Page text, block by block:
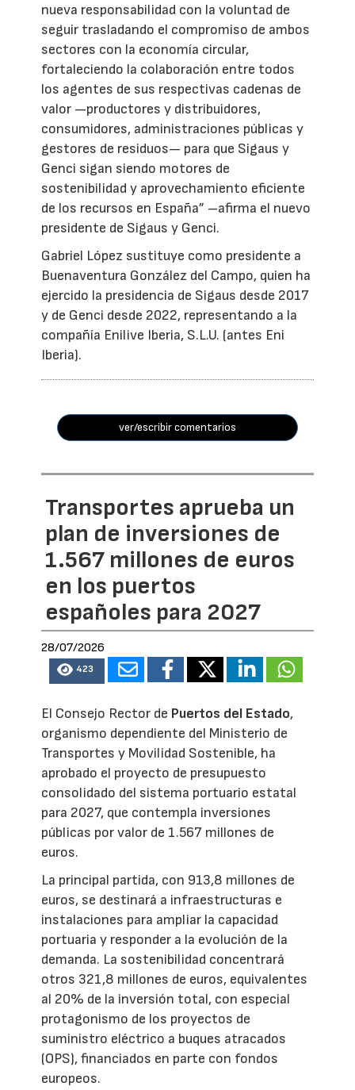
nueva responsabilidad con la voluntad de
seguir trasladando el compromiso de ambos
sectores con la economía circular,
fortaleciendo la colaboración entre todos
los agentes de sus respectivas cadenas de
valor —productores y distribuidores,
consumidores, administraciones públicas y
gestores de residuos— para que Sigaus y
Genci sigan siendo motores de
sostenibilidad y aprovechamiento eficiente
de los recursos en España” –afirma el nuevo
presidente de Sigaus y Genci.
Gabriel López sustituye como presidente a
Buenaventura González del Campo, quien ha
ejercido la presidencia de Sigaus desde 2017
y de Genci desde 2022, representando a la
compañía Enilive Iberia, S.L.U. (antes Eni
Iberia).
ver/escribir comentarios
Transportes aprueba un
plan de inversiones de
1.567 millones de euros
en los puertos
españoles para 2027
28/07/2026
423
El Consejo Rector de Puertos del Estado,
organismo dependiente del Ministerio de
Transportes y Movilidad Sostenible, ha
aprobado el proyecto de presupuesto
consolidado del sistema portuario estatal
para 2027, que contempla inversiones
públicas por valor de 1.567 millones de
euros.
La principal partida, con 913,8 millones de
euros, se destinará a infraestructuras e
instalaciones para ampliar la capacidad
portuaria y responder a la evolución de la
demanda. La sostenibilidad concentrará
otros 321,8 millones de euros, equivalentes
al 20% de la inversión total, con especial
protagonismo de los proyectos de
suministro eléctrico a buques atracados
(OPS), financiados en parte con fondos
europeos.